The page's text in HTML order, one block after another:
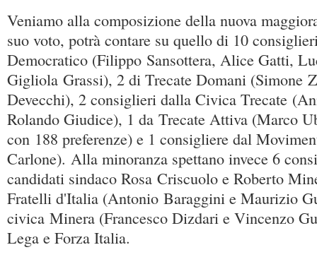
Veniamo alla composizione della nuova
suo voto, potrà contare su quello di 10
Democratico (Filippo Sansottera, Alice Gatti,
Gigliola Grassi), 2 di Trecate Domani (Simone
Devecchi), 2 consiglieri dalla Civica Trecate
Rolando Giudice), 1 da Trecate Attiva (Marco
con 188 preferenze) e 1 consigliere dal
Carlone). Alla minoranza spettano invece 6
candidati sindaco Rosa Criscuolo e Roberto
Fratelli d'Italia (Antonio Baraggini e Maurizio
civica Minera (Francesco Dizdari e Vincenzo
Lega e Forza Italia.